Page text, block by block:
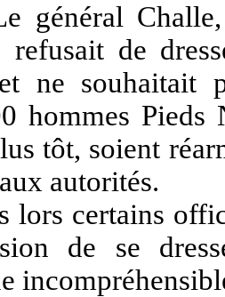
Challe,
refusait de
ne souhaitait
hommes Pieds
tôt, soient
autorités.
certains
de se